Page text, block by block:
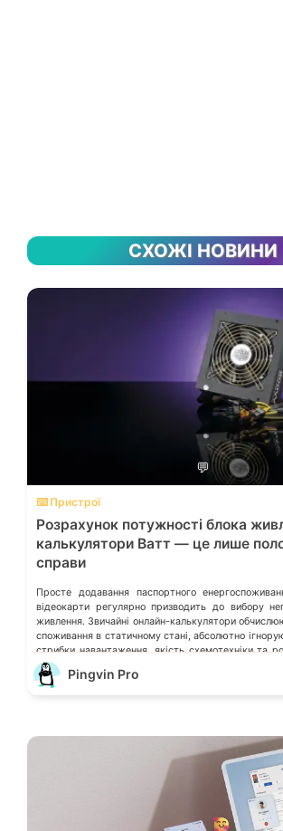
СХОЖІ НОВИНИ
💬
⌨️ Пристрої
Розрахунок потужності блока
калькулятори Ватт — це лише
справи
Просте додавання паспортного
відеокарти регулярно призводить до вибору
живлення. Звичайні онлайн-калькулятори
споживання в статичному стані, абсолютно
стрибки навантаження, якість схемотехніки та
окремих лініях. Розберімо, які технічні
визначають надійність системи живлення та як
Pingvin Pro